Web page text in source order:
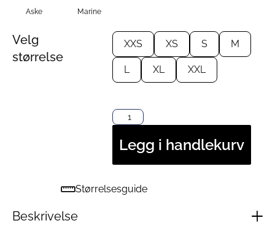
Aske Marine
Velg
størrelse
Størrelsesguide
XXS XS S M
L XL XXL
Legg i handlekurv
Beskrivelse